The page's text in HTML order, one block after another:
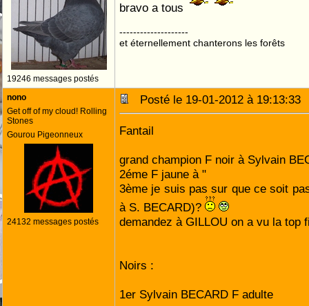
19246 messages postés
bravo a tous
--------------------
et éternellement chanterons les forêts
nono
Get off of my cloud! Rolling
Stones
Gourou Pigeonneux
24132 messages postés
Posté le 19-01-2012 à
Fantail
grand champion F noir à Sylvain
2éme F jaune à "
3ème je suis pas sur que ce soit
à S. BECARD)?
demandez à GILLOU on a vu la top
Noirs :
1er Sylvain BECARD F adulte